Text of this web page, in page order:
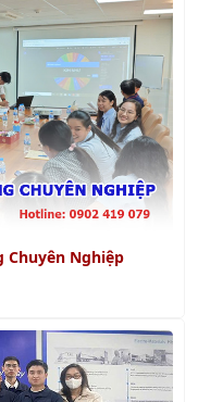
Chuyên Nghiệp